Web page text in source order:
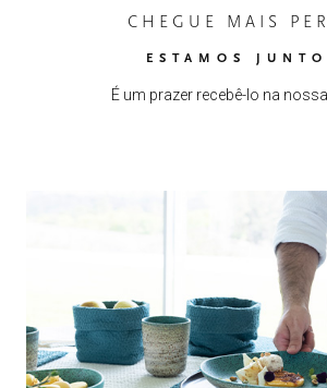
CHEGUE MAIS
ESTAMOS
É um prazer recebê-lo na